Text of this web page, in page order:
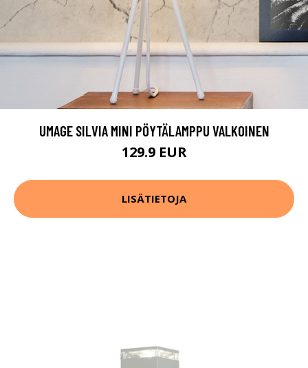
UMAGE SILVIA MINI PÖYTÄLAMPPU VALKOINEN
129.9 EUR
LISÄTIETOJA